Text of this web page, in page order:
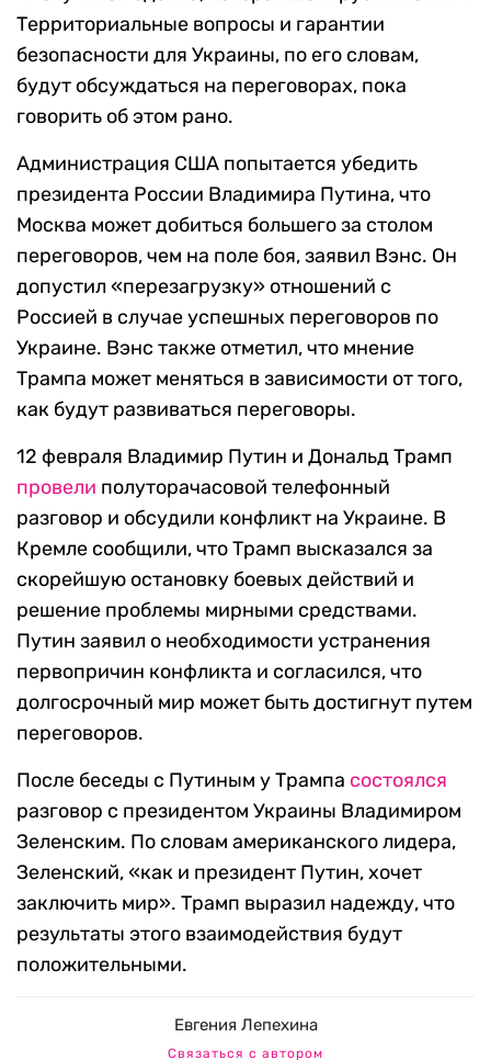
Территориальные вопросы и гарантии
безопасности для Украины, по его словам,
будут обсуждаться на переговорах, пока
говорить об этом рано.
Администрация США попытается убедить
президента России Владимира Путина, что
Москва может добиться большего за столом
переговоров, чем на поле боя, заявил Вэнс. Он
допустил «перезагрузку» отношений с
Россией в случае успешных переговоров по
Украине. Вэнс также отметил, что мнение
Трампа может меняться в зависимости от того,
как будут развиваться переговоры.
12 февраля Владимир Путин и Дональд Трамп
провели полуторачасовой телефонный
разговор и обсудили конфликт на Украине. В
Кремле сообщили, что Трамп высказался за
скорейшую остановку боевых действий и
решение проблемы мирными средствами.
Путин заявил о необходимости устранения
первопричин конфликта и согласился, что
долгосрочный мир может быть достигнут путем
переговоров.
После беседы с Путиным у Трампа состоялся
разговор с президентом Украины Владимиром
Зеленским. По словам американского лидера,
Зеленский, «как и президент Путин, хочет
заключить мир». Трамп выразил надежду, что
результаты этого взаимодействия будут
положительными.
Евгения Лепехина
Связаться с автором